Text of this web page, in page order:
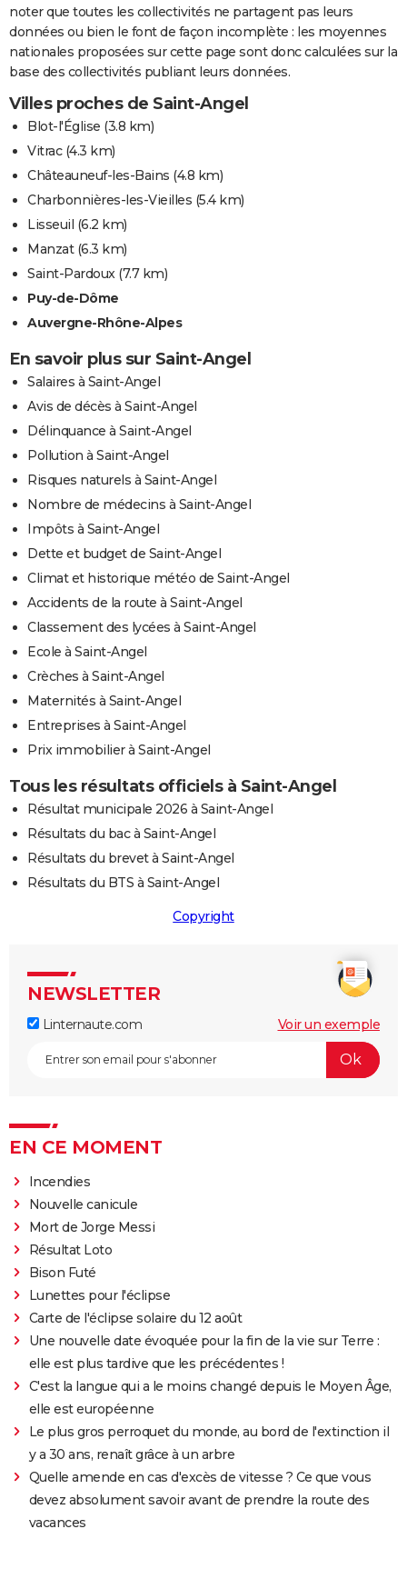
noter que toutes les collectivités ne partagent pas leurs
données ou bien le font de façon incomplète : les moyennes
nationales proposées sur cette page sont donc calculées sur la
base des collectivités publiant leurs données.
Villes proches de Saint-Angel
Blot-l'Église (3.8 km)
Vitrac(4.3 km)
Châteauneuf-les-Bains (4.8 km)
Charbonnières-les-Vieilles (5.4 km)
Lisseuil (6.2 km)
Manzat(6.3 km)
Saint-Pardoux(7.7 km)
Puy-de-Dôme
Auvergne-Rhône-Alpes
En savoir plus sur Saint-Angel
Salaires à Saint-Angel
Avis de décès à Saint-Angel
Délinquance à Saint-Angel
Pollution à Saint-Angel
Risques naturels à Saint-Angel
Nombre de médecins à Saint-Angel
Impôts à Saint-Angel
Dette et budget de Saint-Angel
Climat et historique météo de Saint-Angel
Accidents de la route à Saint-Angel
Classement des lycées à Saint-Angel
Ecole à Saint-Angel
Crèches à Saint-Angel
Maternités à Saint-Angel
Entreprises à Saint-Angel
Prix immobilier à Saint-Angel
Tous les résultats officiels à Saint-Angel
Résultat municipale 2026 à Saint-Angel
Résultats du bac à Saint-Angel
Résultats du brevet à Saint-Angel
Résultats du BTS à Saint-Angel
Copyright
NEWSLETTER
Linternaute.com Voir un exemple
EN CE MOMENT
Incendies
Nouvelle canicule
Mort de Jorge Messi
Résultat Loto
Bison Futé
Lunettes pour l'éclipse
Carte de l'éclipse solaire du 12 août
Une nouvelle date évoquée pour la fin de la vie sur Terre :
elle est plus tardive que les précédentes !
C'est la langue qui a le moins changé depuis le Moyen Âge,
elle est européenne
Le plus gros perroquet du monde, au bord de l'extinction il
y a 30 ans, renaît grâce à un arbre
Quelle amende en cas d'excès de vitesse ? Ce que vous
devez absolument savoir avant de prendre la route des
vacances